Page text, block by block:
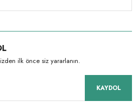
ilk önce siz yararlanın.
KAYDOL